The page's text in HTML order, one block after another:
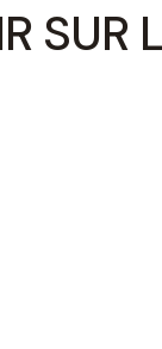
SUR